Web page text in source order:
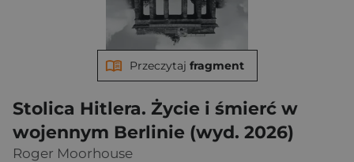
Stolica Hitlera. Życie i śmierć w
wojennym Berlinie (wyd. 2026)
Roger Moorhouse
Przeczytaj fragment